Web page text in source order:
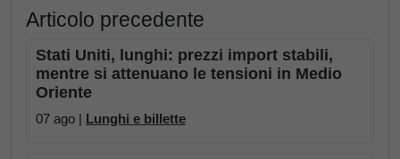
Articolo precedente
Stati Uniti, lunghi: prezzi import stabili,
mentre si attenuano le tensioni in Medio
Oriente
07 ago | Lunghi e billette